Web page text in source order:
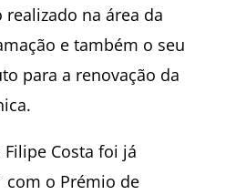
na área da
e também o seu
para a renovação da
Filipe Costa foi já
com o Prémio de